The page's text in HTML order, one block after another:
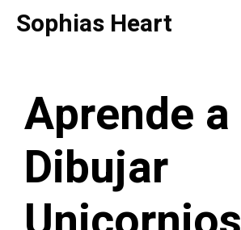
SaltarSophias Heart
Aprende a
Dibujar